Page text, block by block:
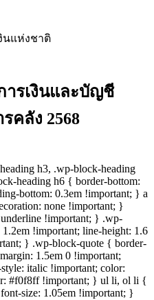
ารเงินและบัญชี
คลัง 2568
h3, .wp-block-heading
heading h6 { border-bottom:
bottom: 0.3em !important; } a
none !important; }
!important; } .wp-
!important; line-height: 1.6
} .wp-block-quote { border-
1.5em 0 !important;
italic !important; color:
#f0f8ff !important; } ul li, ol li {
size: 1.05em !important; }